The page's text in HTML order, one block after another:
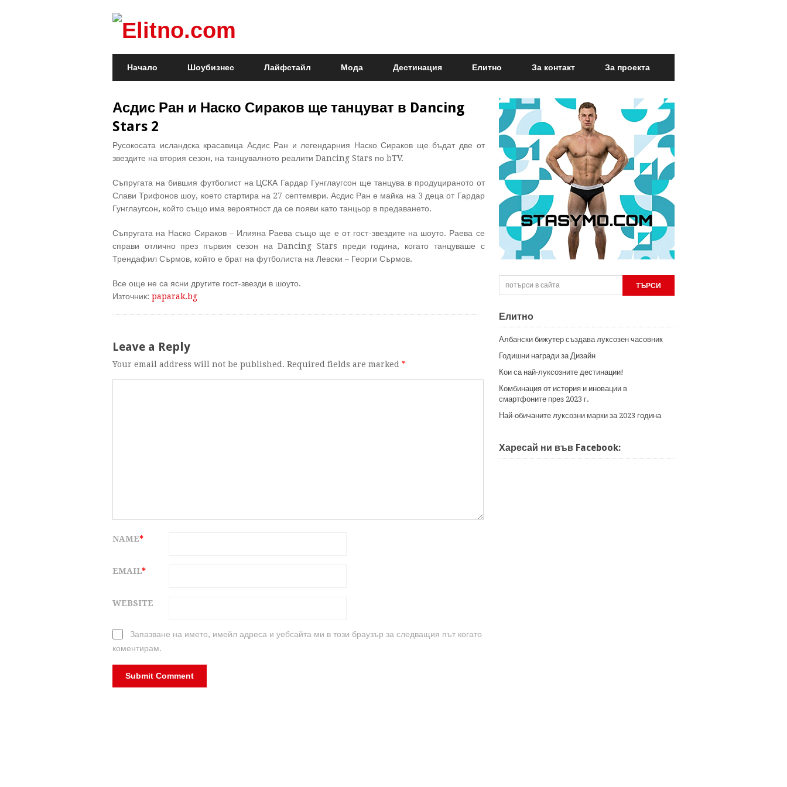
Начало Шоубизнес Лайфстайл Мода Дестинация Елитно За контакт За проекта
Асдис Ран и Наско Сираков ще танцуват в Dancing
Stars 2
Русокосата исландска красавица Асдис Ран и легендарния Наско Сираков ще бъдат две от
звездите на втория сезон, на танцувалното реалити Dancing Stars по bTV.
Съпругата на бившия футболист на ЦСКА Гардар Гунглаугсон ще танцува в продуцираното от
Слави Трифонов шоу, което стартира на 27 септември. Асдис Ран е майка на 3 деца от Гардар
Гунглаугсон, който също има вероятност да се появи като танцьор в предаването.
Съпругата на Наско Сираков – Илияна Раева също ще е от гост-звездите на шоуто. Раева се
справи отлично през първия сезон на Dancing Stars преди година, когато танцуваше с
Трендафил Сърмов, който е брат на футболиста на Левски – Георги Сърмов.
Все още не са ясни другите гост-звезди в шоуто.
Източник: paparak.bg
Leave a Reply
Your email address will not be published. Required fields are marked *
NAME*
EMAIL*
WEBSITE
Запазване на името, имейл адреса и уебсайта ми в този браузър за следващия път когато
коментирам.
Елитно
Албански бижутер създава луксозен часовник
Годишни награди за Дизайн
Кои са най-луксозните дестинации!
Комбинация от история и иновации в
смартфоните през 2023 г.
Най-обичаните луксозни марки за 2023 година
Харесай ни във Facebook: